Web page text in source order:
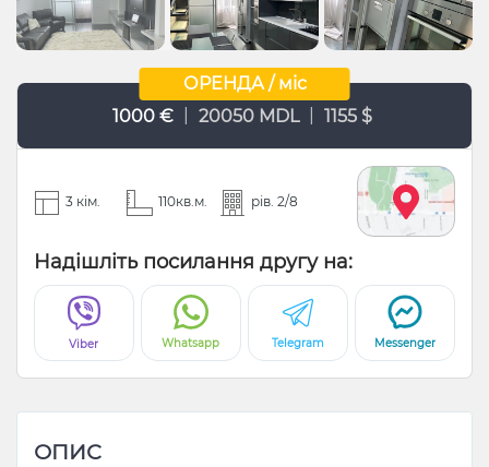
ОРЕНДА / міс
1000 €
20050 MDL 1155 $
3 кім. 110кв.м. рів. 2/8
Надішліть посилання другу на:
Viber Whatsapp Telegram Messenger
ОПИС